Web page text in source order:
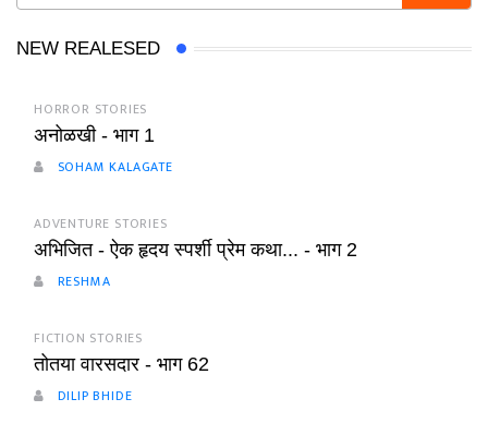
NEW REALESED
HORROR STORIES
अनोळखी - भाग 1
SOHAM KALAGATE
ADVENTURE STORIES
अभिजित - ऐक हृदय स्पर्शी प्रेम कथा... - भाग 2
RESHMA
FICTION STORIES
तोतया वारसदार - भाग 62
DILIP BHIDE